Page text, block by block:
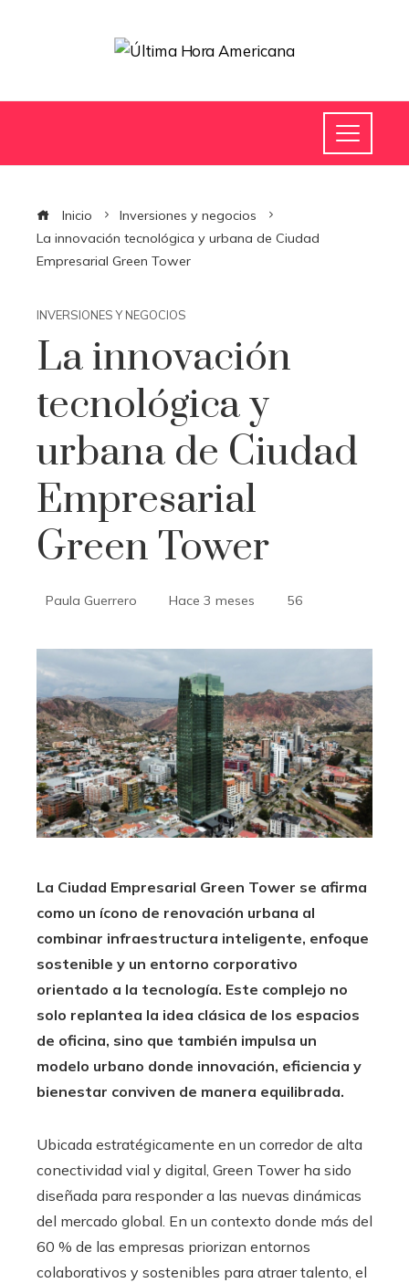
Inicio
Inversiones y negocios
La innovación tecnológica y urbana de Ciudad
Empresarial Green Tower
INVERSIONES Y NEGOCIOS
La innovación
tecnológica y
urbana de Ciudad
Empresarial
Green Tower
Paula Guerrero Hace 3 meses 56
La Ciudad Empresarial Green Tower se afirma
como un ícono de renovación urbana al
combinar infraestructura inteligente, enfoque
sostenible y un entorno corporativo
orientado a la tecnología. Este complejo no
solo replantea la idea clásica de los espacios
de oficina, sino que también impulsa un
modelo urbano donde innovación, eficiencia y
bienestar conviven de manera equilibrada.
Ubicada estratégicamente en un corredor de alta
conectividad vial y digital, Green Tower ha sido
diseñada para responder a las nuevas dinámicas
del mercado global. En un contexto donde más del
60 % de las empresas priorizan entornos
colaborativos y sostenibles para atraer talento, el